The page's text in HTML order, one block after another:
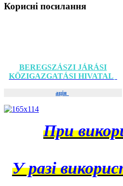
Корисні посилання
BEREGSZÁSZI JÁRÁSI
KÖZIGAZGATÁSI HIVATAL
ація
При
У разі